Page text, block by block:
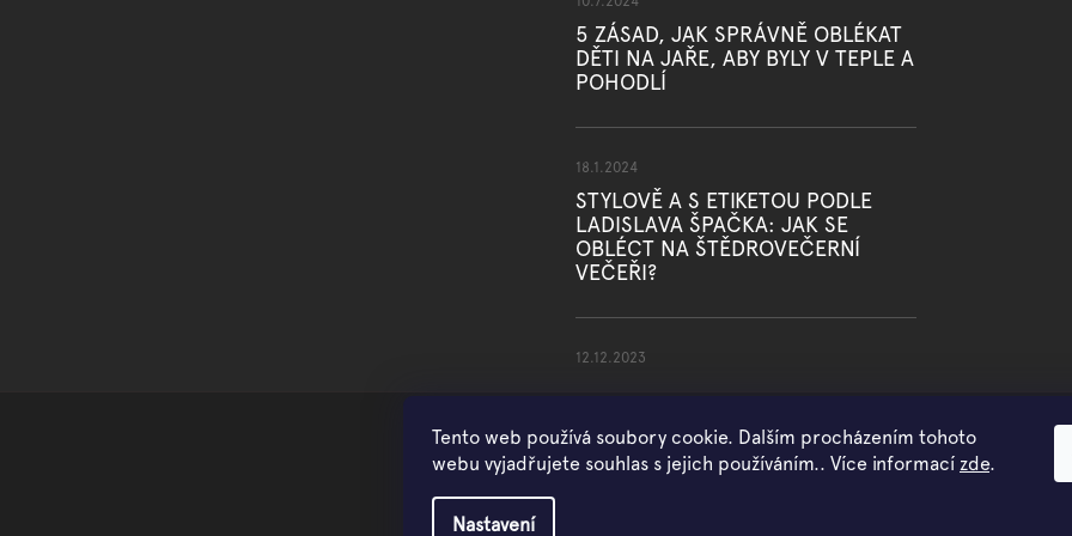
Tento web používá soubory cookie. Dalším procházením tohoto
webu vyjadřujete souhlas s jejich používáním.. Více informací zde.
Nastavení
5 ZÁSAD, JAK SPRÁVNĚ OBLÉKAT
DĚTI NA JAŘE, ABY BYLY V TEPLE A
POHODLÍ
18.1.2024
STYLOVĚ A S ETIKETOU PODLE
LADISLAVA ŠPAČKA: JAK SE
OBLÉCT NA ŠTĚDROVEČERNÍ
VEČEŘI?
12.12.2023
Copyright 2026WOWMINI. Všechna práva vyhrazena.